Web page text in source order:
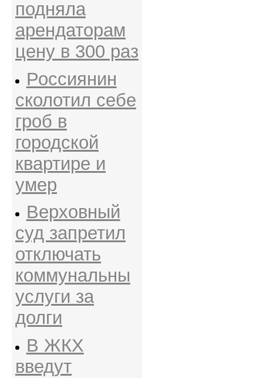
подняла
арендаторам
цену в 300 раз
Россиянин
сколотил себе
гроб в
городской
квартире и
умер
Верховный
суд запретил
отключать
коммунальны
услуги за
долги
В ЖКХ
введут